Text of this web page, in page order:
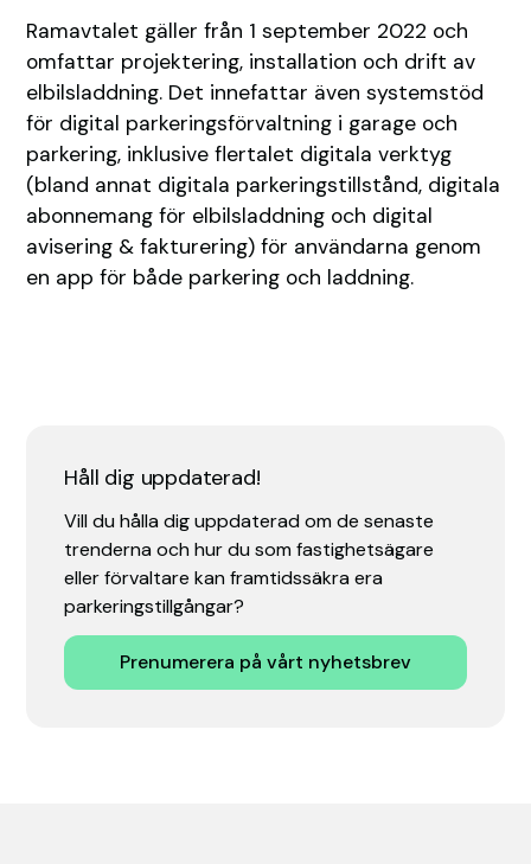
Ramavtalet gäller från 1 september 2022 och
omfattar projektering, installation och drift av
elbilsladdning. Det innefattar även systemstöd
för digital parkeringsförvaltning i garage och
parkering, inklusive flertalet digitala verktyg
(bland annat digitala parkeringstillstånd, digitala
abonnemang för elbilsladdning och digital
avisering & fakturering) för användarna genom
en app för både parkering och laddning.
Håll dig uppdaterad!
Vill du hålla dig uppdaterad om de senaste
trenderna och hur du som fastighetsägare
eller förvaltare kan framtidssäkra era
parkeringstillgångar?
Prenumerera på vårt nyhetsbrev